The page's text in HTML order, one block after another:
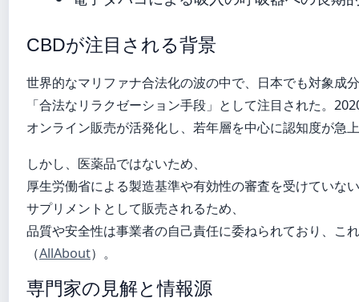
CBDが注目される背景
世界的なマリファナ合法化の波の中で、日本でも対象成
「合法なリラクゼーション手段」として注目された。
オンライン販売が活発化し、若年層を中心に認知度が急
しかし、医薬品ではないため、
厚生労働省による製造基準や有効性の審査を受けていな
サプリメントとして販売されるため、
品質や安全性は事業者の自己責任に委ねられており、こ
（AllAbout）。
専門家の見解と情報源